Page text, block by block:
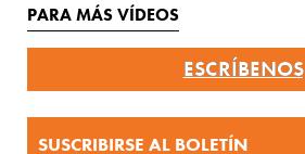
PARA MÁS VÍDEOS
ESCRÍBENOS
SUSCRIBIRSE AL BOLETÍN